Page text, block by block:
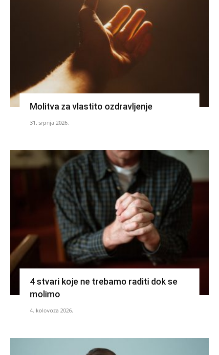
Molitva za vlastito ozdravljenje
31. srpnja 2026.
4 stvari koje ne trebamo raditi dok se
molimo
4. kolovoza 2026.